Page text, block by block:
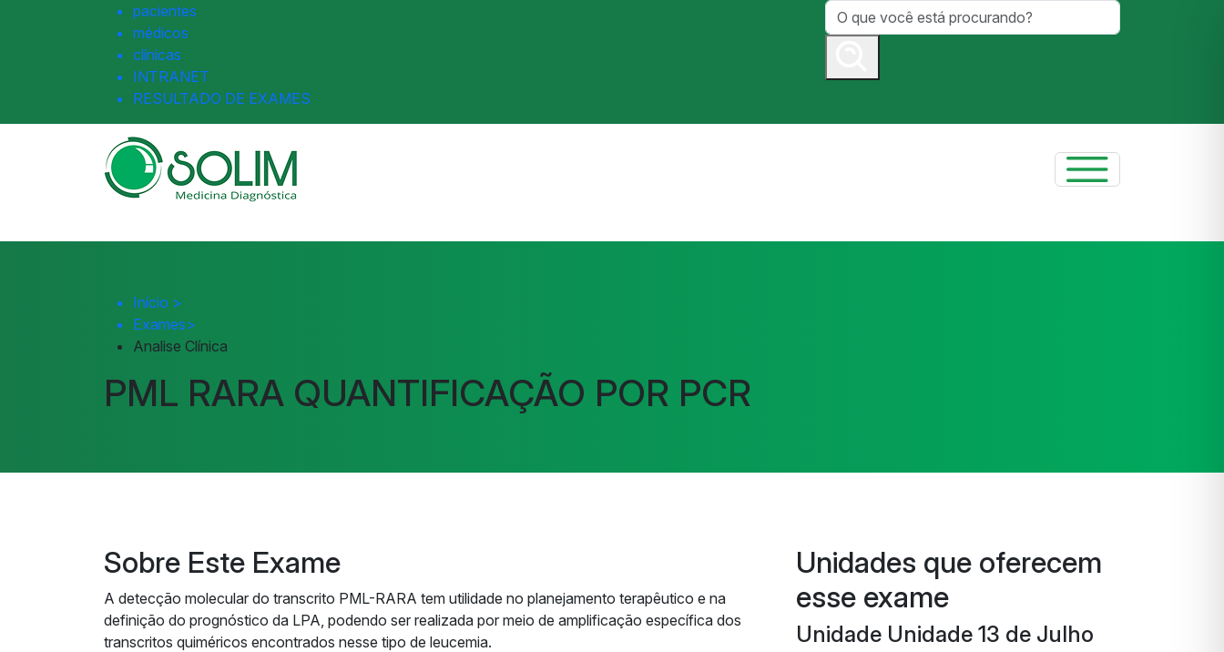
pacientes
médicos
clínicas
INTRANET
RESULTADO DE EXAMES
Início >
Exames>
Analise Clínica
PML RARA QUANTIFICAÇÃO POR PCR
Sobre Este Exame
A detecção molecular do transcrito PML-RARA tem utilidade no planejamento terapêutico e na
definição do prognóstico da LPA, podendo ser realizada por meio de amplificação específica dos
transcritos quiméricos encontrados nesse tipo de leucemia.
Unidades que oferecem
esse exame
Unidade Unidade 13 de Julho